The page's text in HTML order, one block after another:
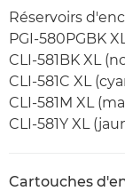
Réservoirs
PGI-580PGBK
CLI-581BK XL
CLI-581C XL
CLI-581M XL
CLI-581Y XL
Cartouches